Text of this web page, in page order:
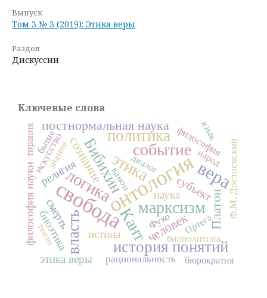
Выпуск
Том 3 № 3 (2019): Этика веры
Раздел
Дискуссии
Ключевые слова
свободаонтологиявера
Кант
событие
этика
власть
марксизм
логика
политика
история понятий
Бибихин
человек
сознание
постнормальная наука
Платон
субъект
наука
религия
этика веры
философия науки истина
смерть
биоэтика
философия Ф.М. Достоевский
рациональность
канон
искусство
знание
Фуко
язык
тирания
биополитика
бюрократия
диалог народ
теизм
бытие
Ортега